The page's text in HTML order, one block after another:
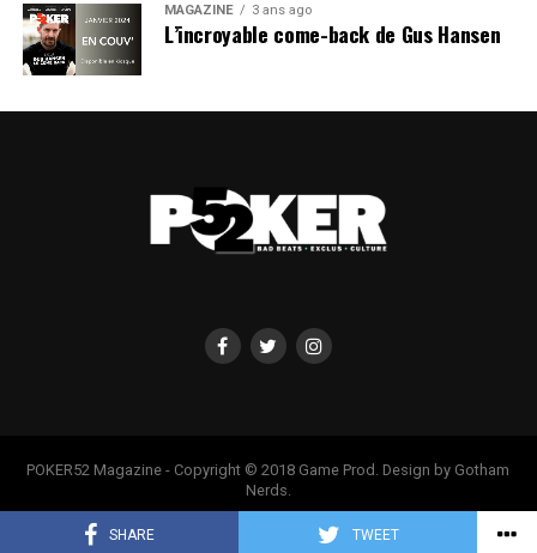
SHARE TWEET
MAGAZINE 3 ans ago
L’incroyable come-back de Gus Hansen
POKER52 Magazine - Copyright © 2018 Game Prod. Design by Gotham
Nerds.